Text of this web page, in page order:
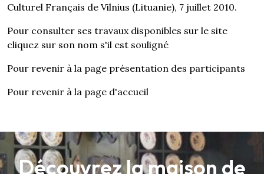
Culturel Français de Vilnius (Lituanie), 7 juillet 2010.
Pour consulter ses travaux disponibles sur le site
cliquez sur son nom s'il est souligné
Pour revenir à la page présentation des participants
Pour revenir à la page d'accueil
Découvrez la maison de